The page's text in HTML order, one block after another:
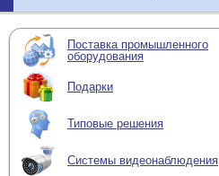
Поставка промышленного
оборудования
Подарки
Типовые решения
Системы видеонаблюдения